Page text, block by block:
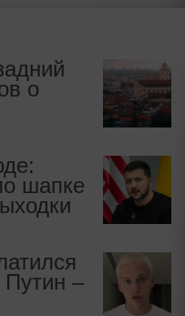
о
шапке
–